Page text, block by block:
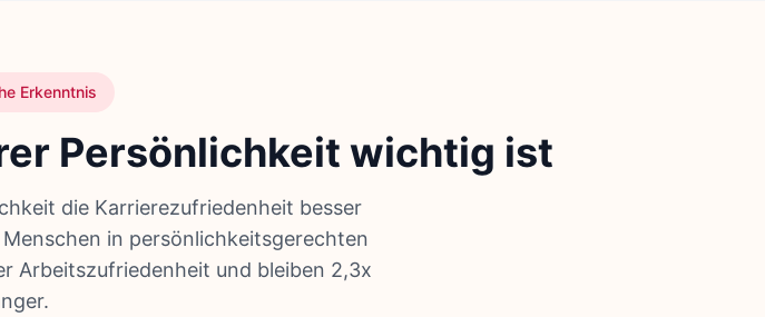
Erkenntnis
Persönlichkeit wichtig ist
die Karrierezufriedenheit besser
in persönlichkeitsgerechten
Arbeitszufriedenheit und bleiben 2,3x